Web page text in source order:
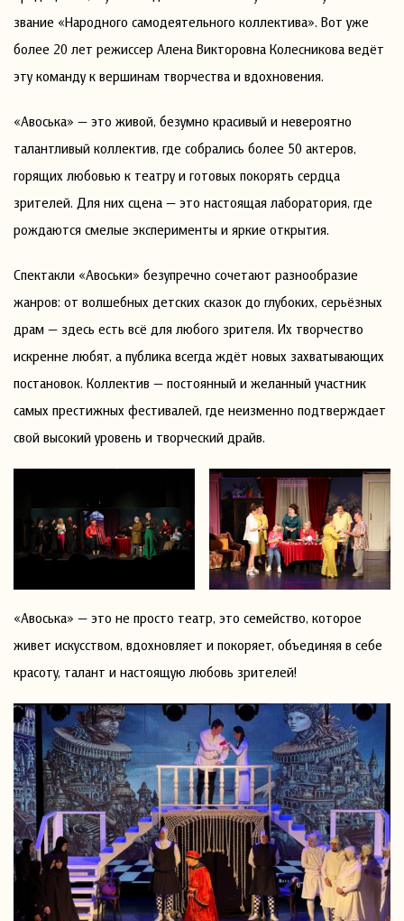
звание «Народного самодеятельного коллектива». Вот уже
более 20 лет режиссер Алена Викторовна Колесникова ведёт
эту команду к вершинам творчества и вдохновения.
«Авоська» — это живой, безумно красивый и невероятно
талантливый коллектив, где собрались более 50 актеров,
горящих любовью к театру и готовых покорять сердца
зрителей. Для них сцена — это настоящая лаборатория, где
рождаются смелые эксперименты и яркие открытия.
Спектакли «Авоськи» безупречно сочетают разнообразие
жанров: от волшебных детских сказок до глубоких, серьёзных
драм — здесь есть всё для любого зрителя. Их творчество
искренне любят, а публика всегда ждёт новых захватывающих
постановок. Коллектив — постоянный и желанный участник
самых престижных фестивалей, где неизменно подтверждает
свой высокий уровень и творческий драйв.
«Авоська» — это не просто театр, это семейство, которое
живет искусством, вдохновляет и покоряет, объединяя в себе
красоту, талант и настоящую любовь зрителей!